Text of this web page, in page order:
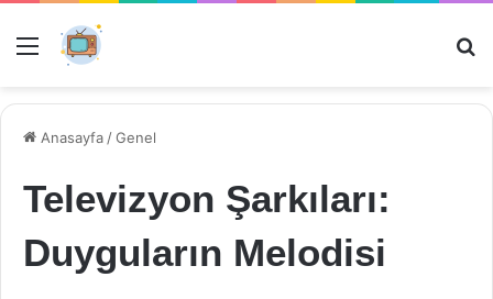
Menü
Anasayfa /Genel
Televizyon Şarkıları:
Duyguların Melodisi